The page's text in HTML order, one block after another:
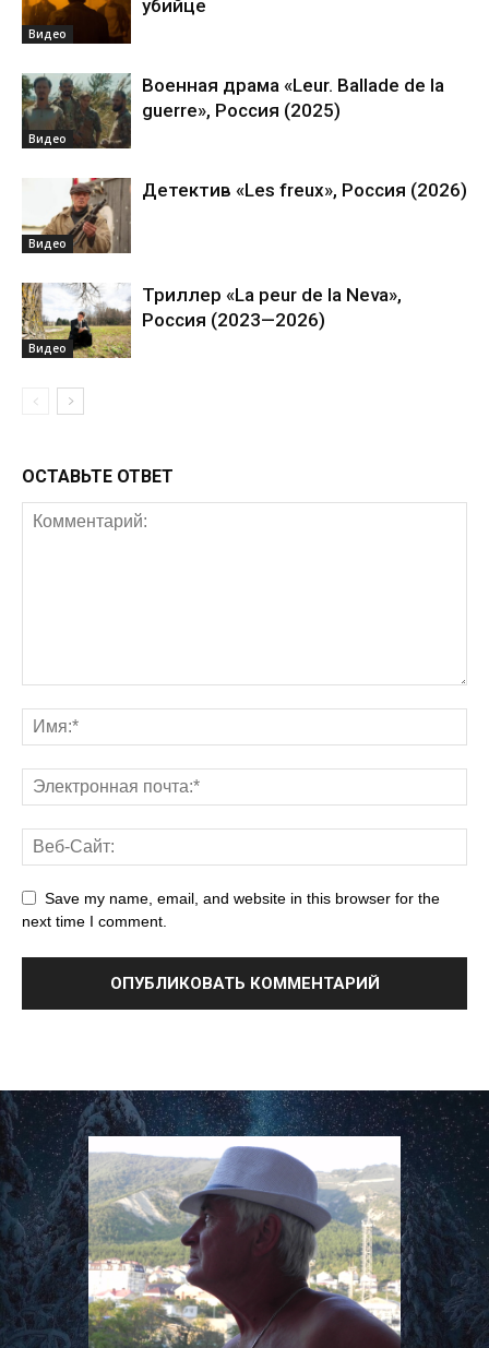
Видео
убийце
Видео
Военная драма «Leur. Ballade de la
guerre», Россия (2025)
Видео
Детектив «Les freux», Россия (2026)
Видео
Триллер «La peur de la Neva»,
Россия (2023—2026)
ОСТАВЬТЕ ОТВЕТ
Save my name, email, and website in this browser for the
next time I comment.